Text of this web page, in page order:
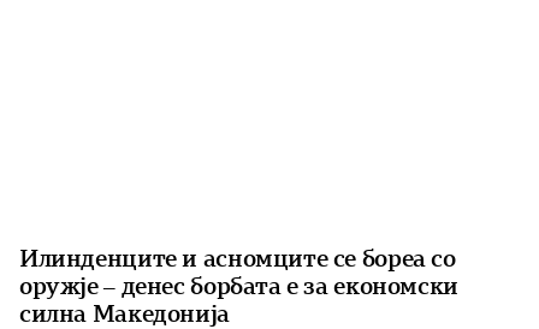
Илинденците и асномците се бореа со
оружје – денес борбата е за економски
силна Македонија